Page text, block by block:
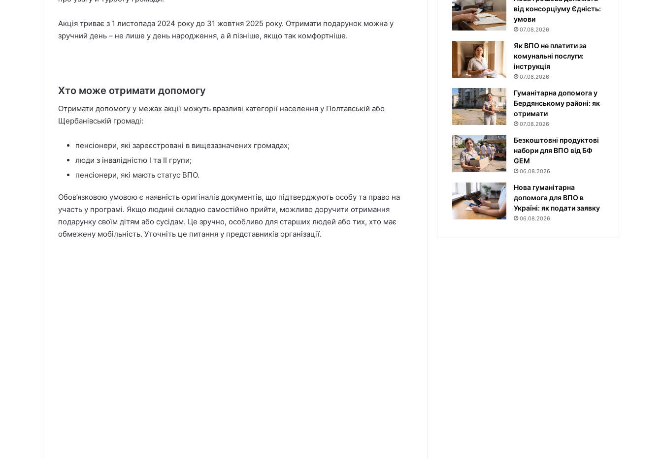
Акція триває з 1 листопада 2024 року до 31 жовтня 2025 року. Отримати подарунок можна у
зручний день – не лише у день народження, а й пізніше, якщо так комфортніше.
Хто може отримати допомогу
Отримати допомогу у межах акції можуть вразливі категорії населення у Полтавській або
Щербанівській громаді:
пенсіонери, які зареєстровані в вищезазначених громадах;
люди з інвалідністю І та ІІ групи;
пенсіонери, які мають статус ВПО.
Обов’язковою умовою є наявність оригіналів документів, що підтверджують особу та право на
участь у програмі. Якщо людині складно самостійно прийти, можливо доручити отримання
подарунку своїм дітям або сусідам. Це зручно, особливо для старших людей або тих, хто має
обмежену мобільність. Уточніть це питання у представників організації.
від консорціуму Єдність:
умови
07.08.2026
Як ВПО не платити за
комунальні послуги:
інструкція
07.08.2026
Гуманітарна допомога у
Бердянському районі: як
отримати
07.08.2026
Безкоштовні продуктові
набори для ВПО від БФ
GEM
06.08.2026
Нова гуманітарна
допомога для ВПО в
Україні: як подати заявку
06.08.2026